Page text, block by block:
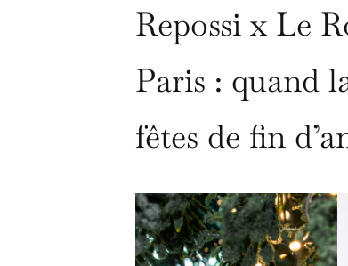
Repossi x Le
Paris : quand
fêtes de fin